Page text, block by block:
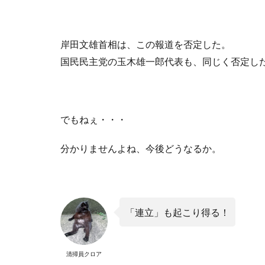
岸田文雄首相は、この報道を否定した。
国民民主党の玉木雄一郎代表も、同じく否定し
でもねぇ・・・
分かりませんよね、今後どうなるか。
清掃員クロア
「連立」も起こり得る！